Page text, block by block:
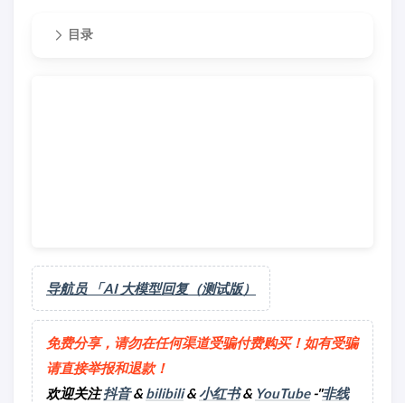
目录
导航员 「AI 大模型回复（测试版）
免费分享，请勿在任何渠道受骗付费购买！如有受骗
请直接举报和退款！
欢迎关注抖音& bilibili&小红书& YouTube-"非线